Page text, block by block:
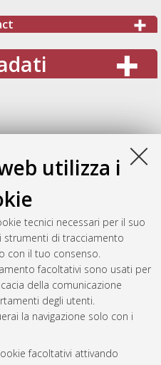
utilizza i
tecnici necessari per il suo
strumenti di tracciamento
con il tuo consenso.
facoltativi sono usati per
della comunicazione
degli utenti.
la navigazione solo con i
facoltativi attivando